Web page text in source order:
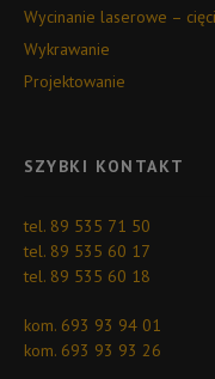
Wycinanie laserowe –
Wykrawanie
Projektowanie
SZYBKI KONTAKT
tel. 89 535 71 50
tel. 89 535 60 17
tel. 89 535 60 18
kom. 693 93 94 01
kom. 693 93 93 26